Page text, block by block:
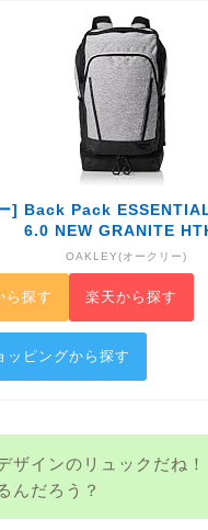
] Back Pack
6.0 NEW GRANITE
OAKLEY(オークリー)
ら探す 楽天から探す
ッピングから探す
ザインのリュックだね！
んだろう？